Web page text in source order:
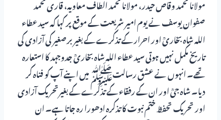
مولانا محمد وقاص حیدر، مولانا محمد الطاف معاویہ، قاری محمد
صفوان یوسف نے یوم امیر شریعت کے موقع پر کہا کہ سید عطاء
اللہ شاہ بخاریؒ اور احرار کے تذکرے کے بغیر برصغیر کی آزادی کی
تاریخ مکمل نہیں ہوتی سید عطاء اللہ شاہ بخاریؒ جدوجہد کا استعارہ
تھے۔ انہوں نے عشق رسالتﷺ میں اپنے آپ کو فناہ کر
دیا۔ شاہ جیؒ اور ان کے رفقاء کے تذکرے کے بغیرتحریک آزادی
اور تحریک تحفظ ختم نبوت کا تذکرہ ادھورا رہ جاتا ہے۔ ان